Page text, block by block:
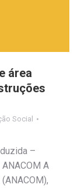
área
Social
–
A